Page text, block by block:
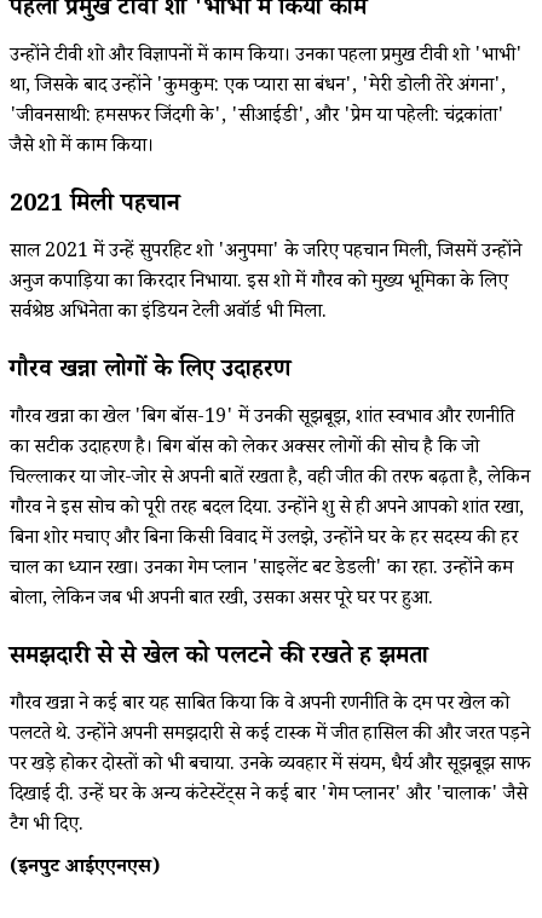
पहला प्रमुख टीवी शो 'भाभी में किया काम
उन्होंने टीवी शो और विज्ञापनों में काम किया। उनका पहला प्रमुख टीवी शो 'भाभी'
था, जिसके बाद उन्होंने 'कुमकुम: एक प्यारा सा बंधन', 'मेरी डोली तेरे अंगना',
'जीवनसाथी: हमसफर जिंदगी के', 'सीआईडी', और 'प्रेम या पहेली: चंद्रकांता'
जैसे शो में काम किया।
2021 मिली पहचान
साल 2021 में उन्हें सुपरहिट शो 'अनुपमा' के जरिए पहचान मिली, जिसमें उन्होंने
अनुज कपाड़िया का किरदार निभाया. इस शो में गौरव को मुख्य भूमिका के लिए
सर्वश्रेष्ठ अभिनेता का इंडियन टेली अवॉर्ड भी मिला.
गौरव खन्ना लोगों के लिए उदाहरण
गौरव खन्ना का खेल 'बिग बॉस-19' में उनकी सूझबूझ, शांत स्वभाव और रणनीति
का सटीक उदाहरण है। बिग बॉस को लेकर अक्सर लोगों की सोच है कि जो
चिल्लाकर या जोर-जोर से अपनी बातें रखता है, वही जीत की तरफ बढ़ता है, लेकिन
गौरव ने इस सोच को पूरी तरह बदल दिया. उन्होंने शुरू से ही अपने आपको शांत रखा,
बिना शोर मचाए और बिना किसी विवाद में उलझे, उन्होंने घर के हर सदस्य की हर
चाल का ध्यान रखा। उनका गेम प्लान 'साइलेंट बट डेडली' का रहा. उन्होंने कम
बोला, लेकिन जब भी अपनी बात रखी, उसका असर पूरे घर पर हुआ.
समझदारी से से खेल को पलटने की रखते हैं झमता
गौरव खन्ना ने कई बार यह साबित किया कि वे अपनी रणनीति के दम पर खेल को
पलटते थे. उन्होंने अपनी समझदारी से कई टास्क में जीत हासिल की और जरूरत पड़ने
पर खड़े होकर दोस्तों को भी बचाया. उनके व्यवहार में संयम, धैर्य और सूझबूझ साफ
दिखाई दी. उन्हें घर के अन्य कंटेस्टेंट्स ने कई बार 'गेम प्लानर' और 'चालाक' जैसे
टैग भी दिए.
(इनपुट आईएएनएस)